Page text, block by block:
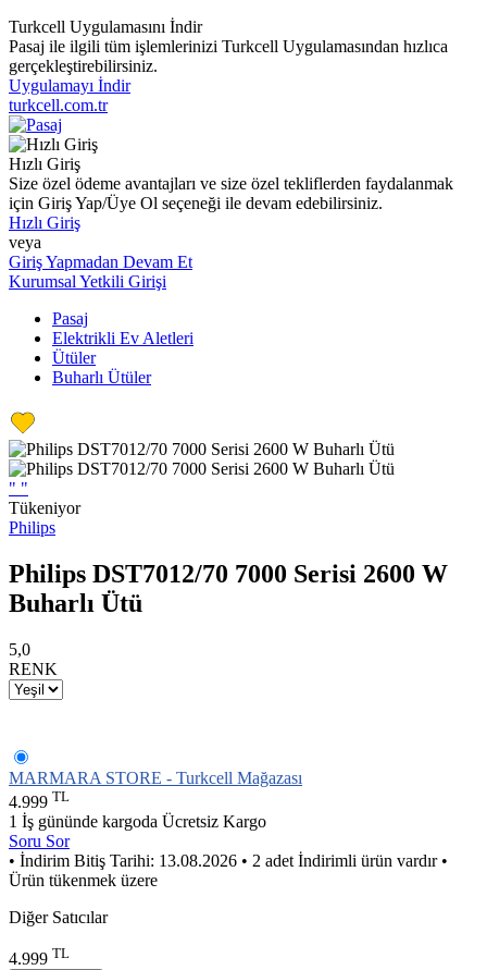
Turkcell Uygulamasını İndir
Pasaj ile ilgili tüm işlemlerinizi Turkcell Uygulamasından hızlıca
gerçekleştirebilirsiniz.
Uygulamayı İndir
turkcell.com.tr
Hızlı Giriş
Size özel ödeme avantajları ve size özel tekliflerden faydalanmak
için Giriş Yap/Üye Ol seçeneği ile devam edebilirsiniz.
Hızlı Giriş
veya
Giriş Yapmadan Devam Et
Kurumsal Yetkili Girişi
Pasaj
Elektrikli Ev Aletleri
Ütüler
Buharlı Ütüler
" "
Tükeniyor
Philips
Philips DST7012/70 7000 Serisi 2600 W
Buharlı Ütü
5,0
RENK
MARMARA STORE - Turkcell Mağazası
4.999 TL
1 İş gününde kargoda Ücretsiz Kargo
Soru Sor
• İndirim Bitiş Tarihi: 13.08.2026 • 2 adet İndirimli ürün vardır •
Ürün tükenmek üzere
Diğer Satıcılar
4.999 TL